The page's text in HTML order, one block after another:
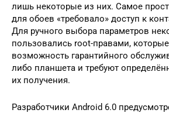
лишь некоторые из них. Самое
для обоев «требовало» доступ к
Для ручного выбора параметров
пользовались root-правами,
возможность гарантийного
либо планшета и требуют
их получения.
Разработчики Android 6.0